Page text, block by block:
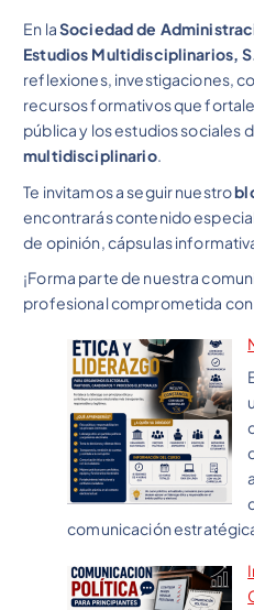
En laSociedad de
Estudios Multidisciplinarios,
reflexiones, investigaciones,
recursos formativos que
pública y los estudios sociales
multidisciplinario.
Te invitamos a seguir nuestro
encontrarás contenido
de opinión, cápsulas
¡Forma parte de nuestra
profesional comprometida con
comunicación